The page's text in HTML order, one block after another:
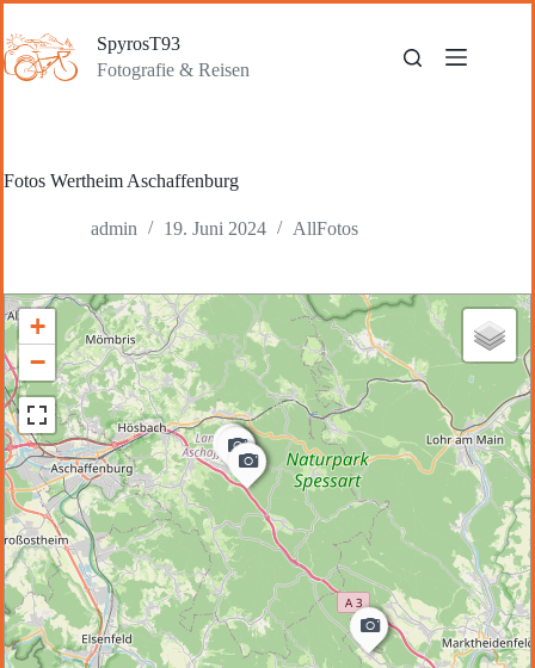
Inhalt
springen
SpyrosT93
Fotografie & Reisen
Fotos Wertheim Aschaffenburg
admin 19. Juni 2024 AllFotos
+
−